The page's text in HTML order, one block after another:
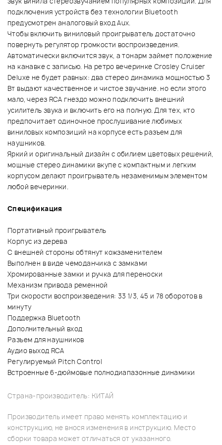
подключения устройств без технологии Bluetooth
предусмотрен аналоговый вход Aux.
Чтобы включить виниловый проигрыватель достаточно
повернуть регулятор громкости воспроизведения.
Автоматически включится звук, а тонарм займет положение
на канавке с записью. На ретро вечеринке Crosley Cruiser
Deluxe не будет равных: два стерео динамика мощностью 3
Вт выдают качественное и чистое звучание. но если этого
мало, через RCA гнездо можно подключить внешний
усилитель звука и включить его на полную. Для тех, кто
предпочитает одиночное прослушивание любимых
виниловых композиций на корпусе есть разъем для
наушников.
Яркий и оригинальный дизайн с обилием цветовых решений,
мощные стерео динамики вкупе с компактным и легким
корпусом делают проигрыватель незаменимым элементом
любой вечеринки.
Спецификация
Портативный проигрыватель
Корпус из дерева
С внешней стороны обтянут кожзаменителем
Выполнен в виде чемоданчика с замками
Хромированные замки и ручка для переноски
Механизм привода ременной
Три скорости воспроизведения: 33 1/3, 45 и 78 оборотов в
минуту
Поддержка Bluetooth
Дополнительный вход
Разъем для наушников
Аудио выход RCA
Регулируемый Pitch Control
Встроенные 6-дюймовые полнодиапазонные динамики
Страна-производитель: КИТАЙ
Производитель имеет право менять комплектацию и
конструкцию, не внося изменения в инструкцию. Место
сборки товара может отличаться от указанного.